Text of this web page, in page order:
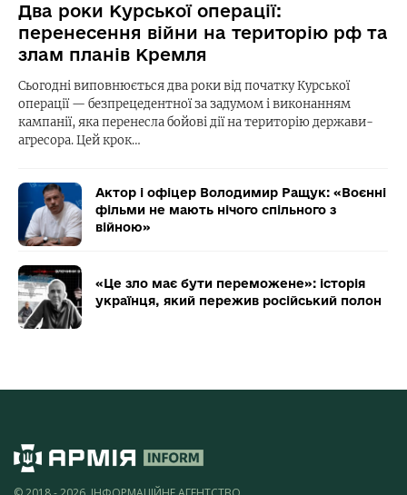
Два роки Курської операції:
перенесення війни на територію рф та
злам планів Кремля
Сьогодні виповнюється два роки від початку Курської
операції — безпрецедентної за задумом і виконанням
кампанії, яка перенесла бойові дії на територію держави-
агресора. Цей крок…
Актор і офіцер Володимир Ращук: «Воєнні
фільми не мають нічого спільного з
війною»
«Це зло має бути переможене»: історія
українця, який пережив російський полон